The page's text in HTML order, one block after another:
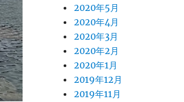
2020年5月
2020年4月
2020年3月
2020年2月
2020年1月
2019年12月
2019年11月